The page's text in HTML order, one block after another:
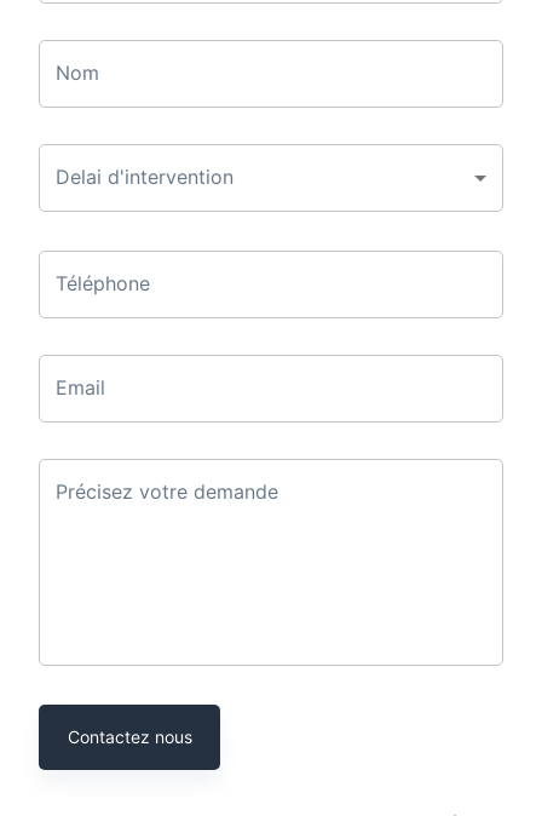
Nom
Delai d'intervention
Téléphone
Email
Précisez votre demande
Contactez nous